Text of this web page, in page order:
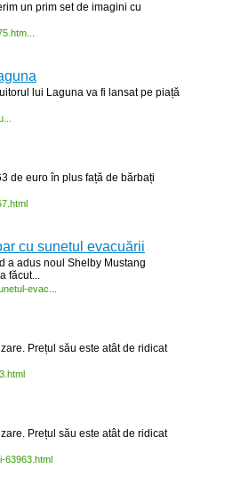
un prim set de imagini cu
lui Laguna va fi lansat pe piață
de euro în plus față de bărbați
cu sunetul evacuării
a adus noul Shelby Mustang
făcut...
evac...
Prețul său este atât de ridicat
Prețul său este atât de ridicat
63963.html